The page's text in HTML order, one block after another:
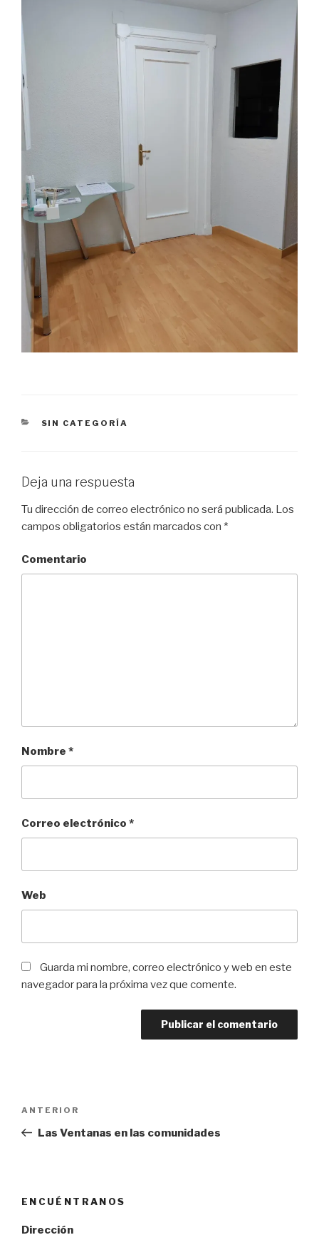
CATEGORÍAS
SIN CATEGORÍA
Deja una respuesta
Tu dirección de correo electrónico no será publicada. Los
campos obligatorios están marcados con *
Comentario
Nombre *
Correo electrónico *
Web
Guarda mi nombre, correo electrónico y web en este
navegador para la próxima vez que comente.
entradas
Entrada
anterior:
ANTERIOR
Las Ventanas en las comunidades
ENCUÉNTRANOS
Dirección